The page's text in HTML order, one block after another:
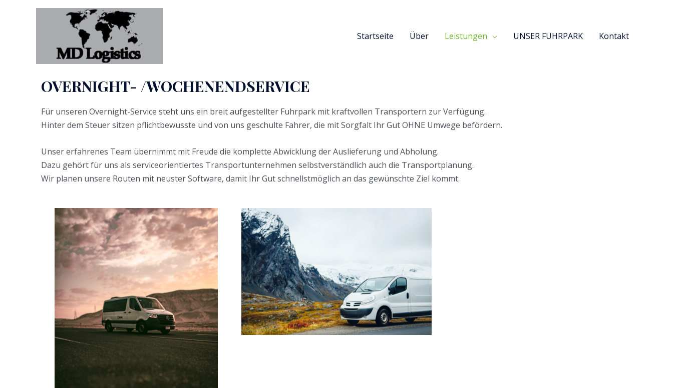
Startseite Über Leistungen UNSER FUHRPARK Kontakt
OVERNIGHT- /WOCHENENDSERVICE
Für unseren Overnight-Service steht uns ein breit aufgestellter Fuhrpark mit kraftvollen Transportern zur Verfügung.
Hinter dem Steuer sitzen pflichtbewusste und von uns geschulte Fahrer, die mit Sorgfalt Ihr Gut OHNE Umwege befördern.
Unser erfahrenes Team übernimmt mit Freude die komplette Abwicklung der Auslieferung und Abholung.
Dazu gehört für uns als serviceorientiertes Transportunternehmen selbstverständlich auch die Transportplanung.
Wir planen unsere Routen mit neuster Software, damit Ihr Gut schnellstmöglich an das gewünschte Ziel kommt.